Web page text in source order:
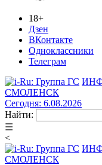
18+
Дзен
ВКонтакте
Одноклассники
Телеграм
СМОЛЕНСК
Сегодня: 6.08.2026
Найти:
☰
<
СМОЛЕНСК